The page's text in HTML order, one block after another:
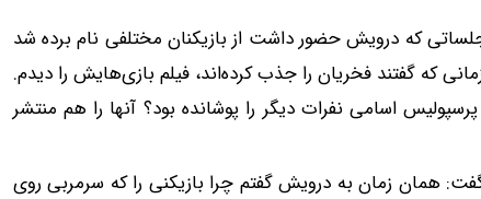
که درویش حضور داشت از بازیکنان مختلفی نام برده شد
که گفتند فخریان را جذب کرده‌اند، فیلم بازی‌هایش را دیدم.
اسامی نفرات دیگر را پوشانده بود؟ آنها را هم منتشر
گفت: همان زمان به درویش گفتم چرا بازیکنی را که سرمربی روی